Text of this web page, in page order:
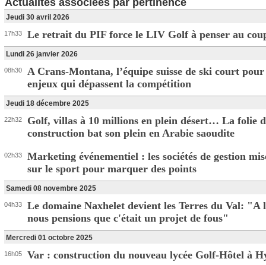
Actualités associées par pertinence
Jeudi 30 avril 2026
17h33 Le retrait du PIF force le LIV Golf à penser au
Lundi 26 janvier 2026
08h30
A Crans-Montana, l’équipe suisse de ski court pour
enjeux qui dépassent la compétition
Jeudi 18 décembre 2025
22h32
Golf, villas à 10 millions en plein désert… La folie
construction bat son plein en Arabie saoudite
02h33
Marketing événementiel : les sociétés de gestion
sur le sport pour marquer des points
Samedi 08 novembre 2025
04h33
Le domaine Naxhelet devient les Terres du Val: "A
nous pensions que c'était un projet de fous"
Mercredi 01 octobre 2025
16h05 Var : construction du nouveau lycée Golf-Hôtel à